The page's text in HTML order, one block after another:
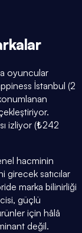
oyuncular
İstanbul (2
izliyor (₺242
hacminin
girecek satıcılar
marka bilinirliği
güçlü
için hâlâ
değil.